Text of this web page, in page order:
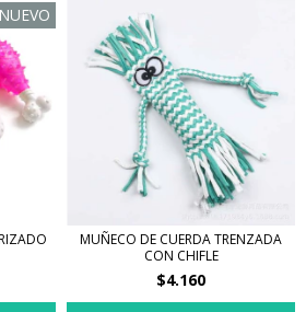
NUEVO
MUÑECO DE CUERDA TRENZADA
CON CHIFLE
$4.160